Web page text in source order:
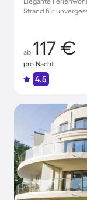
Strand für
ab 117 €
pro Nacht
4.5